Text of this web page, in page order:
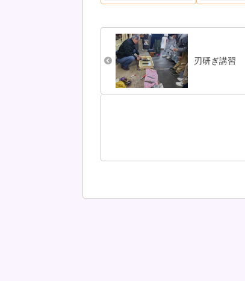
は山車巡行を今か今
し寄せています。今
年の豊作を占う2頭の
神馬が登場、豪華絢
爛、秩父の夜にろう
そくの火が明々燃え
て、各町内ごとに違
う...
伯父さん
刃研ぎ講習